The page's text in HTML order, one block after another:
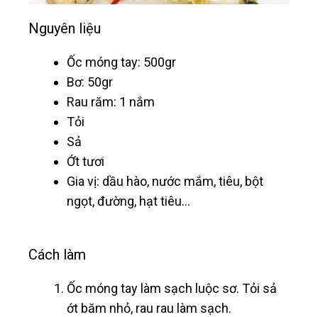
Nguyên liệu
Ốc móng tay: 500gr
Bơ: 50gr
Rau răm: 1 nắm
Tỏi
Sả
Ớt tươi
Gia vị: dầu hào, nước mắm, tiêu, bột
ngọt, đường, hạt tiêu…
Cách làm
Ốc móng tay làm sạch luộc sơ. Tỏi sả
ớt băm nhỏ, rau rau làm sạch.